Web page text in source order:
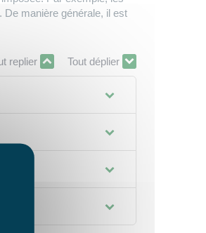
manière générale, il est
replier Tout déplier